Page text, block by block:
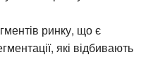
ринку, що є
які відбивають